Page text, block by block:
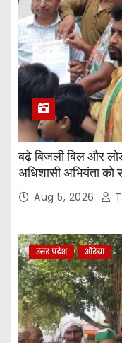
बढ़े बिजली बिल और
अधिशासी अभियंता को
Aug 5, 2026
उत्तर प्रदेश औरेया